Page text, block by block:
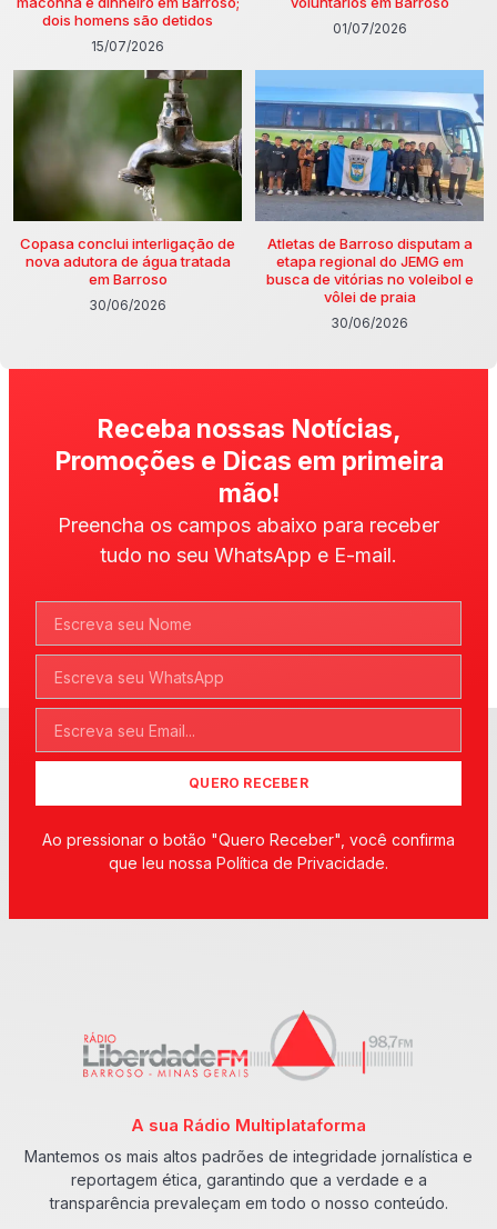
dois homens são detidos
15/07/2026
01/07/2026
Copasa conclui interligação de
nova adutora de água tratada
em Barroso
30/06/2026
Atletas de Barroso disputam a
etapa regional do JEMG em
busca de vitórias no voleibol e
vôlei de praia
30/06/2026
Receba nossas Notícias,
Promoções e Dicas em primeira
mão!
Preencha os campos abaixo para receber
tudo no seu WhatsApp e E-mail.
QUERO RECEBER
Ao pressionar o botão "Quero Receber", você confirma
que leu nossa Política de Privacidade.
A sua Rádio Multiplataforma
Mantemos os mais altos padrões de integridade jornalística e
reportagem ética, garantindo que a verdade e a
transparência prevaleçam em todo o nosso conteúdo.